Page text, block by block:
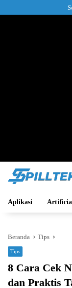
ke
Aplikasi
Beranda Tips
Tips
8 Cara Cek
dan Praktis